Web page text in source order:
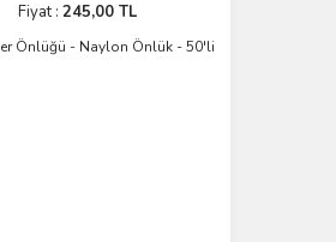
Fiyat : 245,00 TL